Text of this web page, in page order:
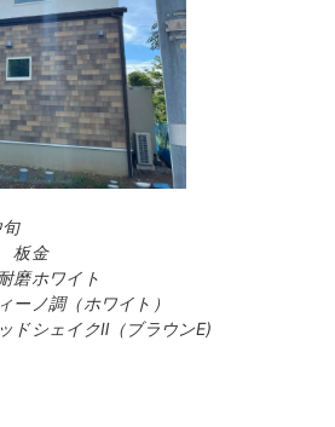
板金
ホワイト
ノ調（ホワイト）
シェイクⅡ（ブラウンE)